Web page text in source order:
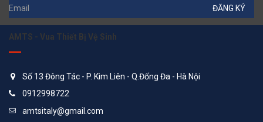
ĐĂNG KÝ
AMTS - Vua Thiết Bị Vệ Sinh
Số 13 Đông Tác - P. Kim Liên - Q.Đống Đa - Hà Nội
0912998722
amtsitaly@gmail.com